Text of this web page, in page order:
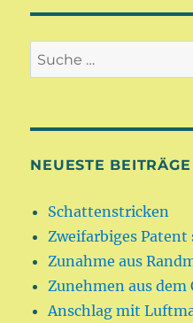
Suche
nach:
NEUESTE BEITRÄGE
Schattenstricken
Zweifarbiges
Zunahme aus
Zunehmen aus dem
Anschlag mit